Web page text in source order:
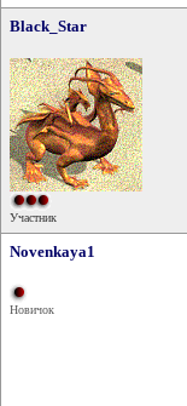
Black_Star
Участник
Novenkaya1
Новичок